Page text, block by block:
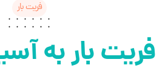
فریت بار
فریت بار به